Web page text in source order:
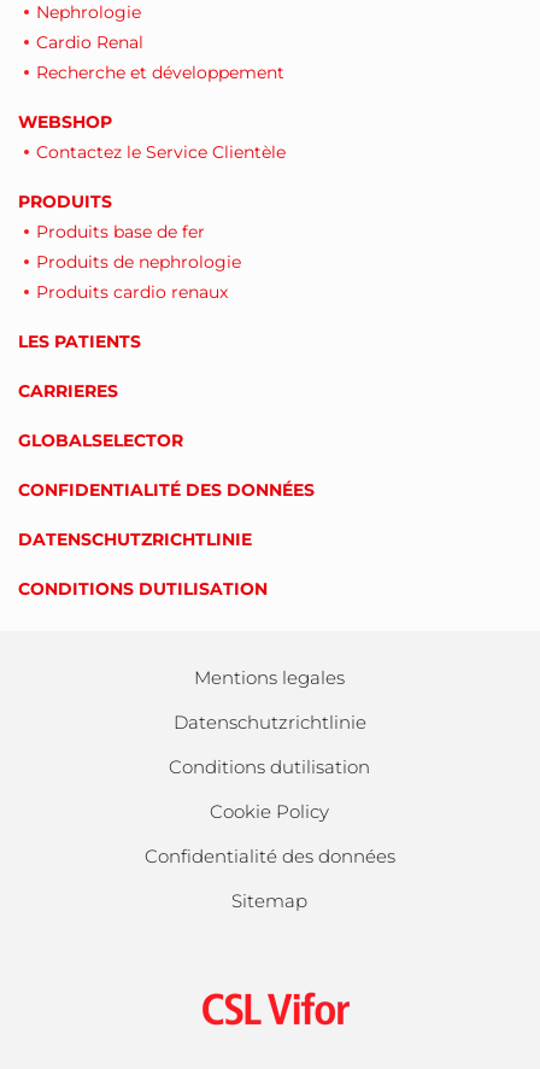
Nephrologie
Cardio Renal
Recherche et développement
WEBSHOP
Contactez le Service Clientèle
PRODUITS
Produits base de fer
Produits de nephrologie
Produits cardio renaux
LES PATIENTS
CARRIERES
GLOBALSELECTOR
CONFIDENTIALITÉ DES DONNÉES
DATENSCHUTZRICHTLINIE
CONDITIONS DUTILISATION
Mentions legales
Datenschutzrichtlinie
Conditions dutilisation
Cookie Policy
Confidentialité des données
Sitemap